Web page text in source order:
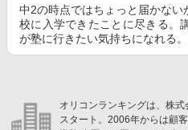
中2の時点ではちょっと届かな
校に入学できたことに尽きる。
が塾に行きたい気持ちになれる。
オリコンランキングは、株
スタート。2006年からは顧